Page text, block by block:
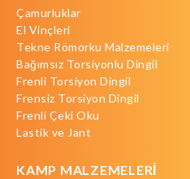
Çamurluklar
El Vinçleri
Tekne Römorku Malzemeleri
Bağımsız Torsiyonlu Dingil
Frenli Torsiyon Dingil
Frensiz Torsiyon Dingil
Frenli Çeki Oku
Lastik ve Jant
KAMP MALZEMELERİ